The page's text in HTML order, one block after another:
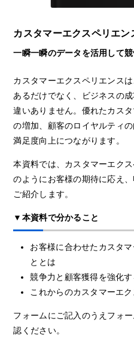
カスタマーエクスペリエン
一瞬一瞬のデータを活用して
カスタマーエクスペリエンス
あるだけでなく、ビジネスの
違いありません。優れたカス
の増加、顧客のロイヤルティ
満足度向上につながります。
本資料では、カスタマーエク
のようにお客様の期待に応え
ご紹介します。
▼本資料で分かること
お客様に合わせたカスタ
ととは
競争力と顧客獲得を強化
これからのカスタマーエ
フォームにご記入のうえフォ
認ください。